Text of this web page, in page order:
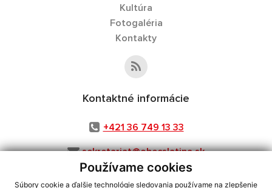
Používame cookies
Súbory cookie a ďalšie technológie sledovania používame na zlepšenie
Kultúra
Fotogaléria
Kontakty
Kontaktné informácie
+421 36 749 13 33
sekretariat@obecslatina.sk